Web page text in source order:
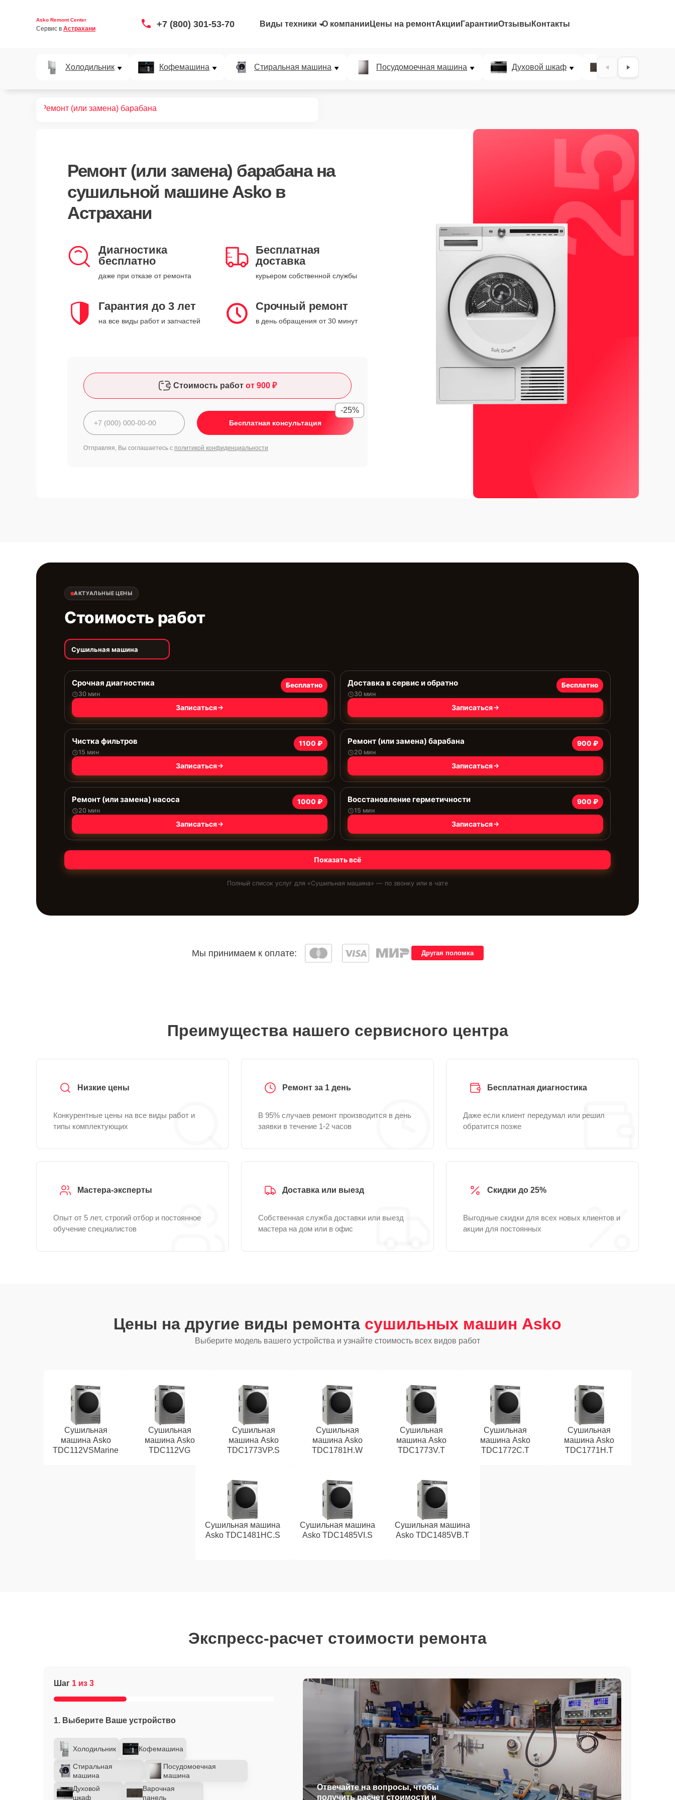
Asko Remont Center
Сервис в Астрахани +7 (800) 301-53-70 Виды техники О компании Цены на ремонтАкции ГарантииОтзывы Контакты
Холодильник Кофемашина Стиральная машина Посудомоечная машина Духовой шкаф Варочная
Ремонт (или замена) барабана
Ремонт (или замена) барабанана
сушильной машине Asko в
Астрахани
Диагностика
бесплатно
даже при отказе от ремонта
Бесплатная
доставка
курьером собственной службы
Гарантия до 3 лет
на все виды работ и запчастей
Срочный ремонт
в день обращения от 30 минут
Стоимость работ от 900 ₽
Бесплатная консультация
-25%
Отправляя, Вы соглашаетесь с политикой конфиденциальности
25%
АКТУАЛЬНЫЕ ЦЕНЫ
Стоимость работ
Сушильная машина
Срочная диагностика
30 мин
Бесплатно
Записаться
Доставка в сервис и обратно
30 мин
Бесплатно
Записаться
Чистка фильтров
15 мин
1100 ₽
Записаться
Ремонт (или замена) барабана
20 мин
900 ₽
Записаться
Ремонт (или замена) насоса
20 мин
1000 ₽
Записаться
Восстановление герметичности
15 мин
900 ₽
Записаться
Показать всё
Полный список услуг для «Сушильная машина» — по звонку или в чате
Мы принимаем к оплате: Другая поломка
Преимущества нашего сервисного центра
Низкие цены
Конкурентные цены на все виды работ и
типы комплектующих
Ремонт за 1 день
В 95% случаев ремонт производится в день
заявки в течение 1-2 часов
Бесплатная диагностика
Даже если клиент передумал или решил
обратится позже
Мастера-эксперты
Опыт от 5 лет, строгий отбор и постоянное
обучение специалистов
Доставка или выезд
Собственная служба доставки или выезд
мастера на дом или в офис
Скидки до 25%
Выгодные скидки для всех новых клиентов и
акции для постоянных
Цены на другие виды ремонта сушильных машин Asko
Выберите модель вашего устройства и узнайте стоимость всех видов работ
Сушильная
машина Asko
TDC112VSMarine
Сушильная
машина Asko
TDC112VG
Сушильная
машина Asko
TDC1773VP.S
Сушильная
машина Asko
TDC1781H.W
Сушильная
машина Asko
TDC1773V.T
Сушильная
машина Asko
TDC1772C.T
Сушильная
машина Asko
TDC1771H.T
Сушильная машина
Asko TDC1481HC.S
Сушильная машина
Asko TDC1485VI.S
Сушильная машина
Asko TDC1485VB.T
Экспресс-расчет стоимости ремонта
Шаг 1 из 3
1. Выберите Ваше устройство
Холодильник Кофемашина
Стиральная
машина
Посудомоечная
машина
Духовой
шкаф
Варочная
панель
Отвечайте на вопросы, чтобы
получить расчет стоимости и